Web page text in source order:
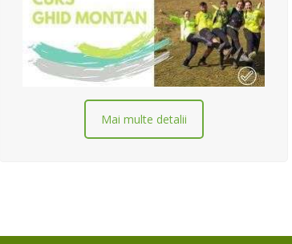
Mai multe detalii